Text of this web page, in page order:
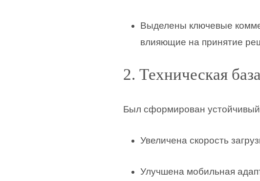
Выделены ключевые
влияющие на принятие
2. Техническая
Был сформирован
Увеличена скорость
Улучшена мобильная